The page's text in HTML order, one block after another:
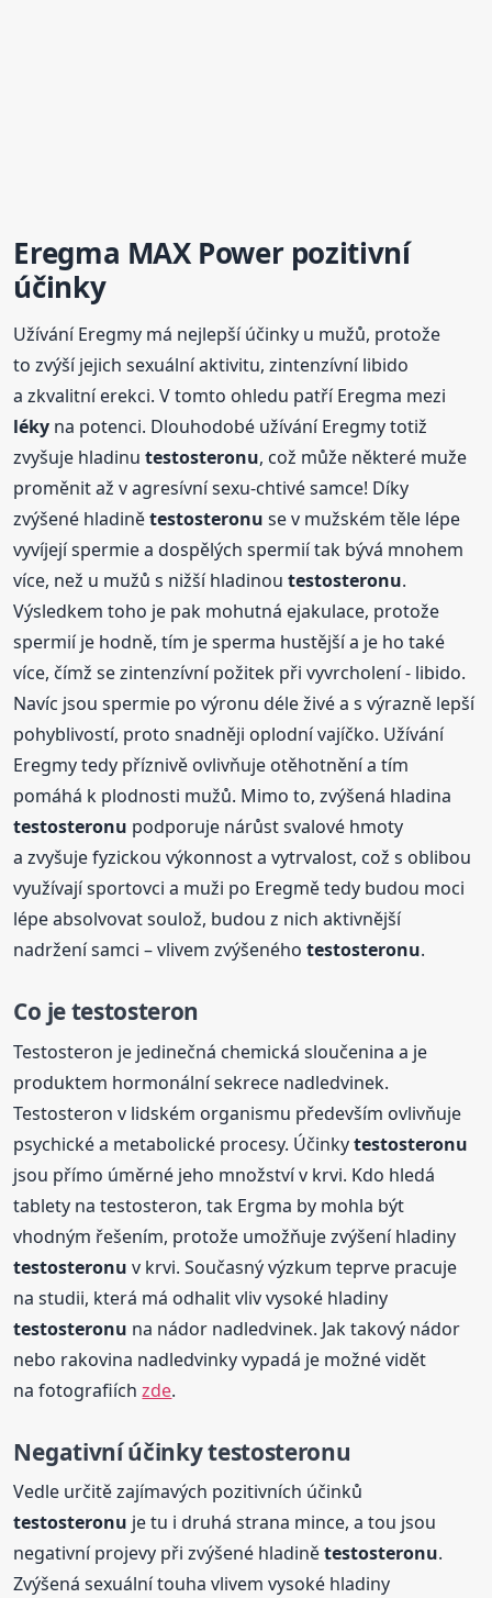
Eregma MAX Power pozitivní
účinky
Užívání Eregmy má nejlepší účinky u mužů, protože
to zvýší jejich sexuální aktivitu, zintenzívní libido
a zkvalitní erekci. V tomto ohledu patří Eregma mezi
léky na potenci. Dlouhodobé užívání Eregmy totiž
zvyšuje hladinutestosteronu, což může některé muže
proměnit až v agresívní sexu-chtivé samce! Díky
zvýšené hladinětestosteronu se v mužském těle lépe
vyvíjejí spermie a dospělých spermií tak bývá mnohem
více, než u mužů s nižší hladinoutestosteronu.
Výsledkem toho je pak mohutná ejakulace, protože
spermií je hodně, tím je sperma hustější a je ho také
více, čímž se zintenzívní požitek při vyvrcholení - libido.
Navíc jsou spermie po výronu déle živé a s výrazně lepší
pohyblivostí, proto snadněji oplodní vajíčko. Užívání
Eregmy tedy příznivě ovlivňuje otěhotnění a tím
pomáhá k plodnosti mužů. Mimo to, zvýšená hladina
testosteronu podporuje nárůst svalové hmoty
a zvyšuje fyzickou výkonnost a vytrvalost, což s oblibou
využívají sportovci a muži po Eregmě tedy budou moci
lépe absolvovat soulož, budou z nich aktivnější
nadržení samci – vlivem zvýšenéhotestosteronu.
Co je testosteron
Testosteron je jedinečná chemická sloučenina a je
produktem hormonální sekrece nadledvinek.
Testosteron v lidském organismu především ovlivňuje
psychické a metabolické procesy. Účinkytestosteronu
jsou přímo úměrné jeho množství v krvi. Kdo hledá
tablety na testosteron, tak Ergma by mohla být
vhodným řešením, protože umožňuje zvýšení hladiny
testosteronu v krvi. Současný výzkum teprve pracuje
na studii, která má odhalit vliv vysoké hladiny
testosteronu na nádor nadledvinek. Jak takový nádor
nebo rakovina nadledvinky vypadá je možné vidět
na fotografiíchzde.
Negativní účinkytestosteronu
Vedle určitě zajímavých pozitivních účinků
testosteronu je tu i druhá strana mince, a tou jsou
negativní projevy při zvýšené hladinětestosteronu.
Zvýšená sexuální touha vlivem vysoké hladiny